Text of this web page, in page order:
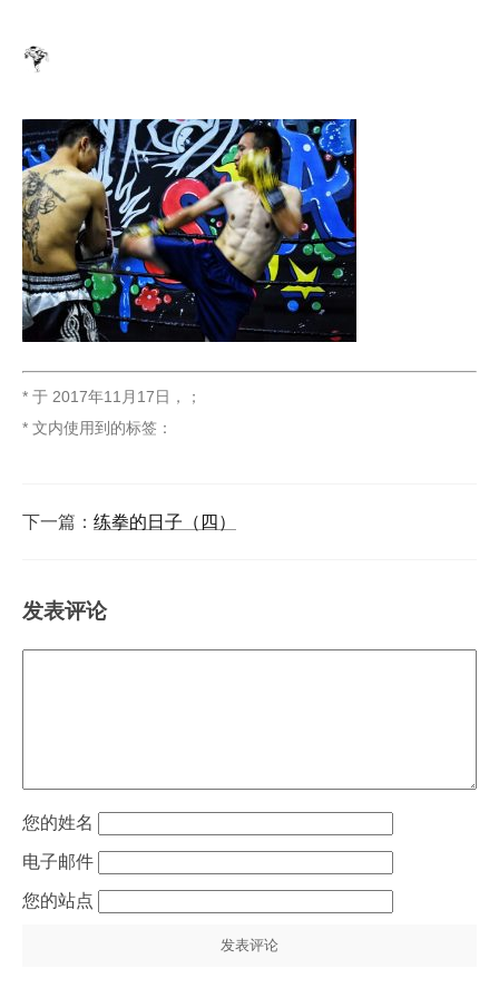
* 于 2017年11月17日 ，
；
* 文内使用到的标签：
下一篇： 练拳的日子（四）
发表评论
姓名
电子邮件
站点